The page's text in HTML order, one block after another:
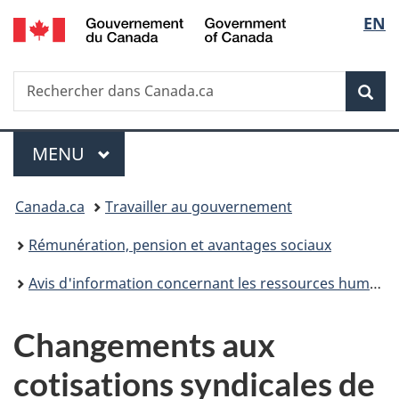
Passer
au
principal
Passer
à
Au
du
Passer
à
version
simplifiée
de
la
EN
Recherche
Rechercher
dans
Menu
MENU PRINCIPAL
Vous
êtes
ici :
Canada.ca
Travailler au gouvernement
Rémunération, pension et avantages sociaux
Avis d'information concernant les ressources humaines
Changements aux
cotisations syndicales de